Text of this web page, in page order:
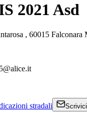
2021 Asd
, 60015
stradali Scrivici